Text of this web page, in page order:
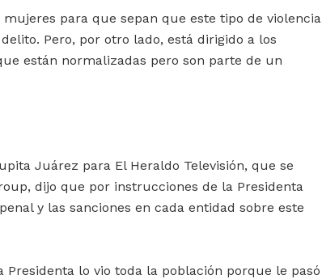
para que sepan que este tipo de violencia
Pero, por otro lado, está dirigido a los
están normalizadas pero son parte de un
Juárez para El Heraldo Televisión, que se
dijo que por instrucciones de la Presidenta
y las sanciones en cada entidad sobre este
lo vio toda la población porque le pasó